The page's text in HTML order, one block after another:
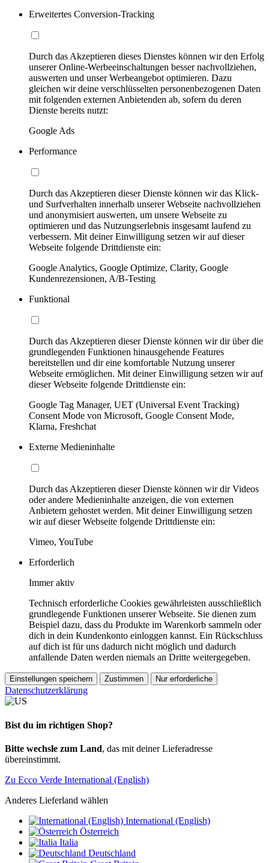
Erweitertes Conversion-Tracking
Durch das Akzeptieren dieses Dienstes können wir den Erfolg
unserer Online-Werbeeinschaltungen besser nachvollziehen,
auswerten und unser Werbeangebot optimieren. Dazu
gleichen wir deine verschlüsselten personenbezogenen Daten
mit folgenden externen Anbietenden ab, sofern du deren
Dienste bereits nutzt:
Google Ads
Performance
Durch das Akzeptieren dieser Dienste können wir das Klick-
und Surfverhalten innerhalb unserer Webseite nachvollziehen
und anonymisiert auswerten, um unsere Webseite zu
optimieren und das Nutzungserlebnis insgesamt laufend zu
verbessern. Mit deiner Einwilligung setzen wir auf dieser
Webseite folgende Drittdienste ein:
Google Analytics, Google Optimize, Clarity, Google
Kundenrezensionen, A/B-Testing
Funktional
Durch das Akzeptieren dieser Dienste können wir dir über die
grundlegenden Funktionen hinausgehende Features
bereitstellen und dir eine komfortable Nutzung unserer
Webseite ermöglichen. Mit deiner Einwilligung setzen wir auf
dieser Webseite folgende Drittdienste ein:
Google Tag Manager, UET (Universal Event Tracking)
Consent Mode von Microsoft, Google Consent Mode,
Klarna, Freshchat
Externe Medieninhalte
Durch das Akzeptieren dieser Dienste können wir dir Videos
oder andere Medieninhalte anzeigen, die von externen
Anbietern gehostet werden. Mit deiner Einwilligung setzen
wir auf dieser Webseite folgende Drittdienste ein:
Vimeo, YouTube
Erforderlich
Immer aktiv
Technisch erforderliche Cookies gewährleisten ausschließlich
grundlegende Funktionen unserer Webseite. Sie dienen zum
Beispiel dazu, dass du Produkte im Warenkorb sammeln oder
dich in dein Kundenkonto einloggen kannst. Ein Rückschluss
auf dich ist für uns dadurch nicht möglich und dadurch
anfallende Daten werden niemals an Dritte weitergegeben.
Einstellungen speichern Zustimmen Nur erforderliche
Datenschutzerklärung
Bist du im richtigen Shop?
Bitte wechsle zum Land, das mit deiner Lieferadresse
übereinstimmt.
Zu Ecco Verde International (English)
Anderes Lieferland wählen
International (English)
Österreich
Italia
Deutschland